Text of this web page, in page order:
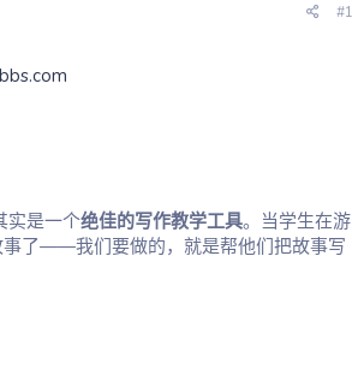
#1
实是一个绝佳的写作教学工具。当学生在游
了——我们要做的，就是帮他们把故事写